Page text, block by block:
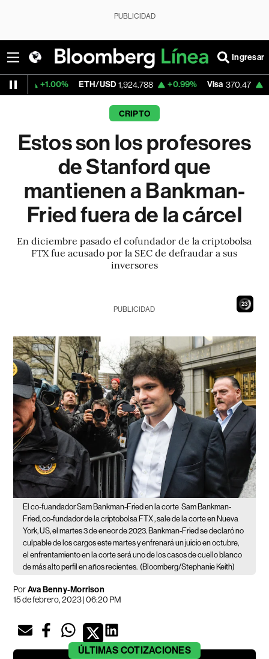
PUBLICIDAD
Ingresar
ETH/USD 1,924.788 +0.99% Visa 370.47 +0.52%
CRIPTO
Estos son los profesores
de Stanford que
mantienen a Bankman-
Fried fuera de la cárcel
En diciembre pasado el cofundador de la criptobolsa
FTX fue acusado por la SEC de defraudar a sus
inversores
22
PUBLICIDAD
El co-fuandador Sam Bankman-Fried en la corte Sam Bankman-
Fried, co-fundador de la criptobolsa FTX , sale de la corte en Nueva
York, US, el martes 3 de eneor de 2023. Bankman-Fried se declaró no
culpable de los cargos este martes y enfrenará un juicio en octubre,
el enfrentamiento en la corte será uno de los casos de cuello blanco
de más alto perfil en años recientes. (Bloomberg/Stephanie Keith)
PorAva Benny-Morrison
15 de febrero, 2023 | 06:20 PM
ÚLTIMAS COTIZACIONES